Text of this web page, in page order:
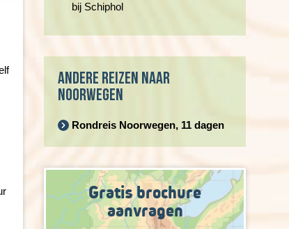
bij Schiphol
Andere reizen naar
Noorwegen
Rondreis Noorwegen, 11 dagen
Gratis brochure
aanvragen